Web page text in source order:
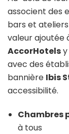
associent des
bars et
valeur ajoutée
AccorHotels
avec des
bannière Ibis
accessibilité.
Chambres
à tous